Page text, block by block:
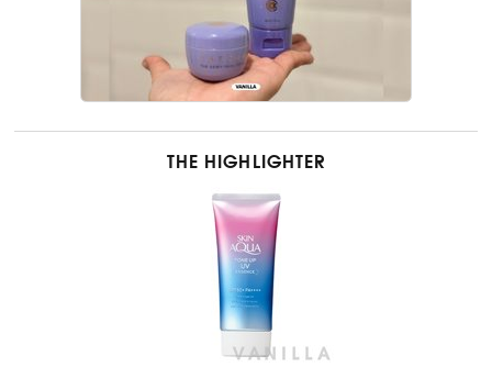
THE HIGHLIGHTER